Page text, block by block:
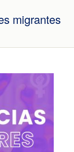
migrantes